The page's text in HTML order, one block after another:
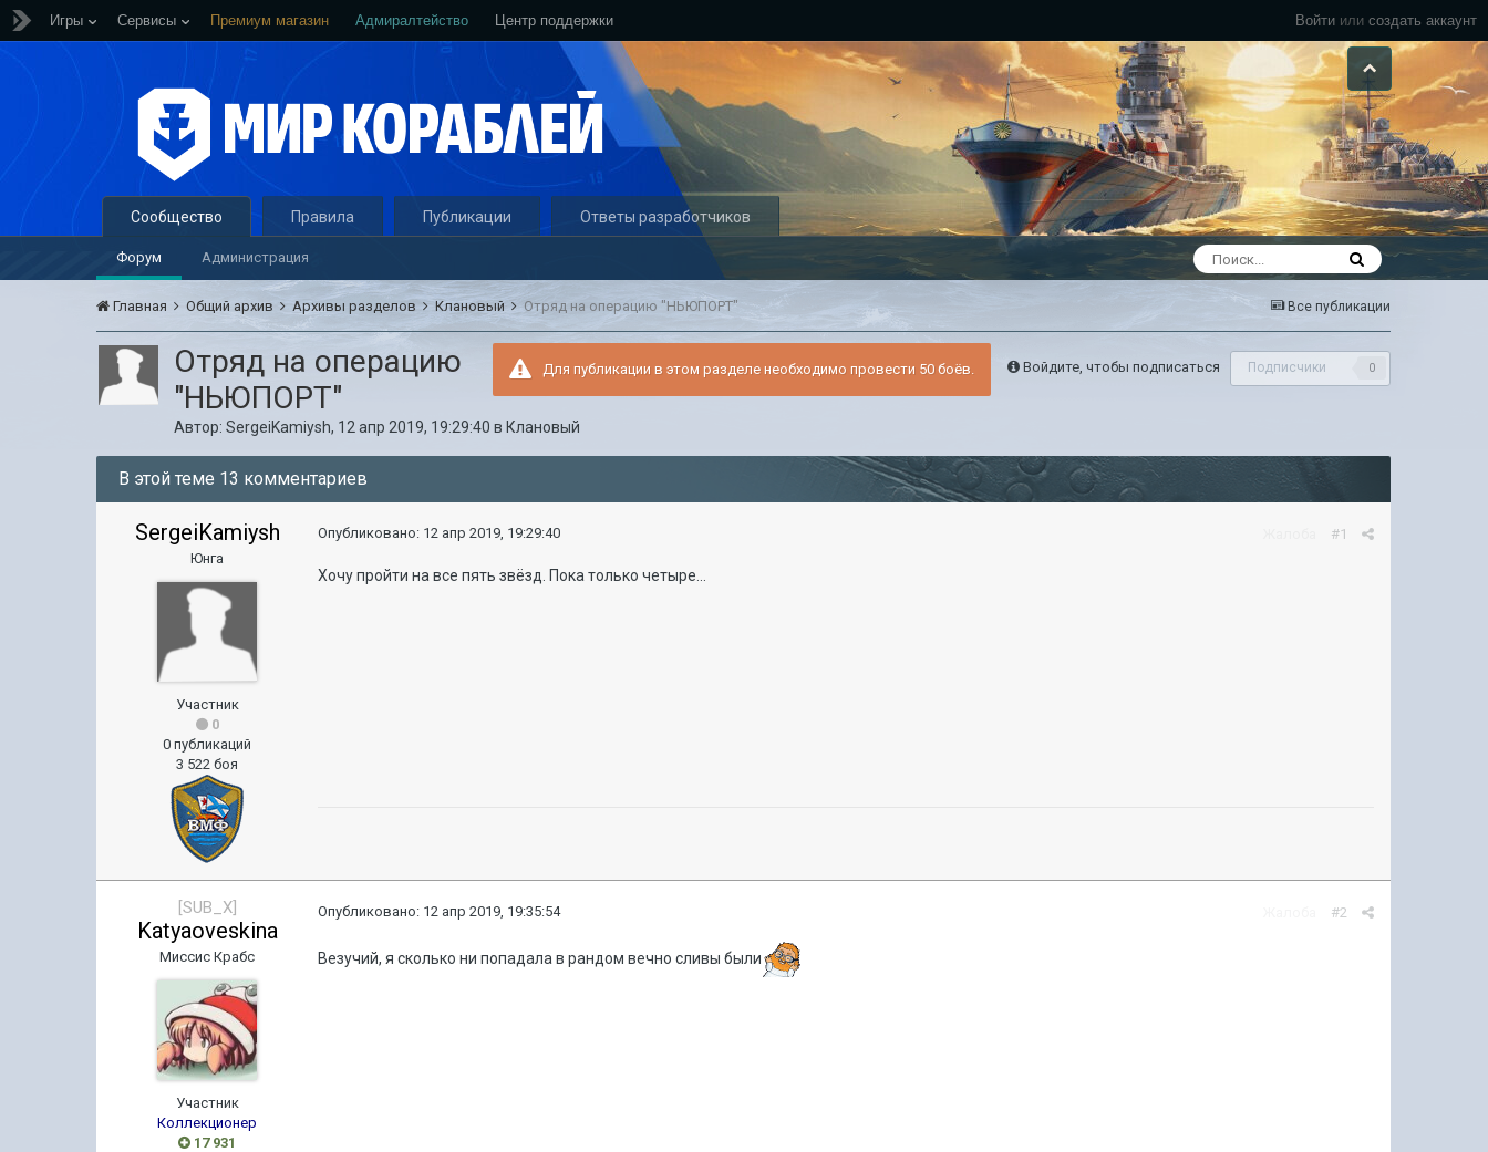
Войти или создать аккаунт
Игры Сервисы Премиум магазин Адмиралтейство Центр поддержки
Сообщество
Форум Администрация
Правила Публикации Ответы разработчиков
Все публикации
Главная Общий архив Архивы разделов Клановый Отряд на операцию "НЬЮПОРТ"
Войдите, чтобы подписаться Подписчики 0
Для публикации в этом разделе необходимо провести 50 боёв.
Отряд на операцию
"НЬЮПОРТ"
Автор:SergeiKamiysh, 12 апр 2019, 19:29:40 в Клановый
В этой теме 13 комментариев
SergeiKamiysh
Юнга
Участник
0
0 публикаций
3 522 боя
#1
Опубликовано: 12 апр 2019, 19:29:40
Хочу пройти на все пять звёзд. Пока только четыре...
[SUB_X]
Katyaoveskina
Миссис Крабс
Участник
Коллекционер
17 931
#2
Опубликовано: 12 апр 2019, 19:35:54
Везучий, я сколько ни попадала в рандом вечно сливы были